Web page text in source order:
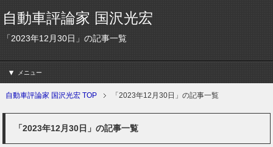
自動車評論家 国沢光宏
「2023年12月30日」の記事一覧
メニュー
自動車評論家 国沢光宏 TOP 「2023年12月30日」の記事一覧
「2023年12月30日」の記事一覧